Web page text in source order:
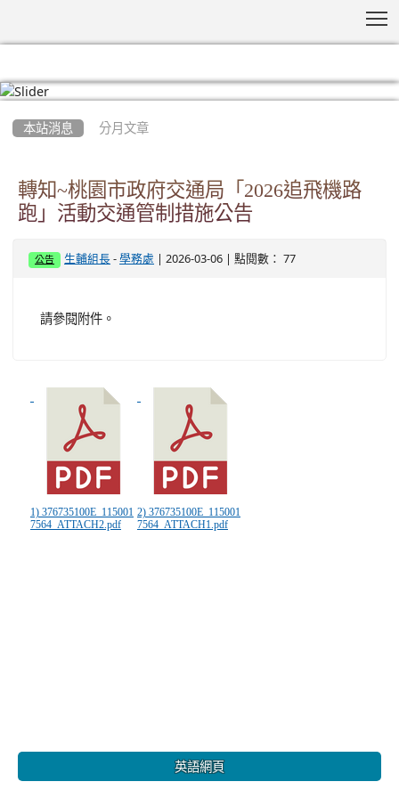
本站消息 分月文章
轉知~桃園市政府交通局「2026追飛機路
跑」活動交通管制措施公告
公告 生輔組長 -學務處 | 2026-03-06 | 點閱數： 77
請參閱附件。
1) 376735100E_115001
7564_ATTACH2.pdf
2) 376735100E_115001
7564_ATTACH1.pdf
英語網頁